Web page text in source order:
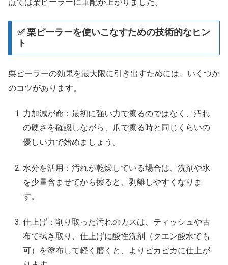
✅ 栗ピーラーを使いこなすための技術的なヒン
ト
栗ピーラーの効果を最大限に引き出すためには、いくつか
のコツがあります。
力加減が命：最初に強い力で擦るのではなく、汚れ
の硬さを確認しながら、爪で擦る時と同じくらいの
優しい力で始めましょう。
水分を活用：汚れが乾燥している場合は、洗剤や水
を少量含ませてから擦ると、剥離しやすくなりま
す。
仕上げ：削り取った汚れのカスは、ティッシュや古
布で拭き取り、仕上げに酸性洗剤（クエン酸水でも
可）を塗布して軽く磨くと、よりピカピカに仕上が